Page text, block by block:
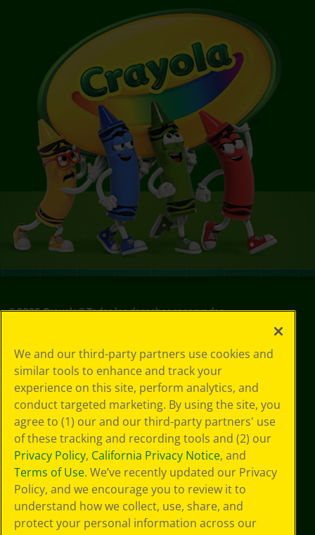
©2026Crayola® Todos los derechos reservados.
de privacidad
Política de
privacidad
Términos de SMS
GDPR
Aviso de
privacidad de CA
Cookie
Preferences
Condiciones de
uso
Accesibilidad web
We and our third-party partners use cookies and
similar tools to enhance and track your
experience on this site, perform analytics, and
conduct targeted marketing. By using the site, you
agree to (1) our and our third-party partners' use
of these tracking and recording tools and (2) our
Privacy Policy, California Privacy Notice, and
Terms of Use. We’ve recently updated our Privacy
Policy, and we encourage you to review it to
understand how we collect, use, share, and
protect your personal information across our